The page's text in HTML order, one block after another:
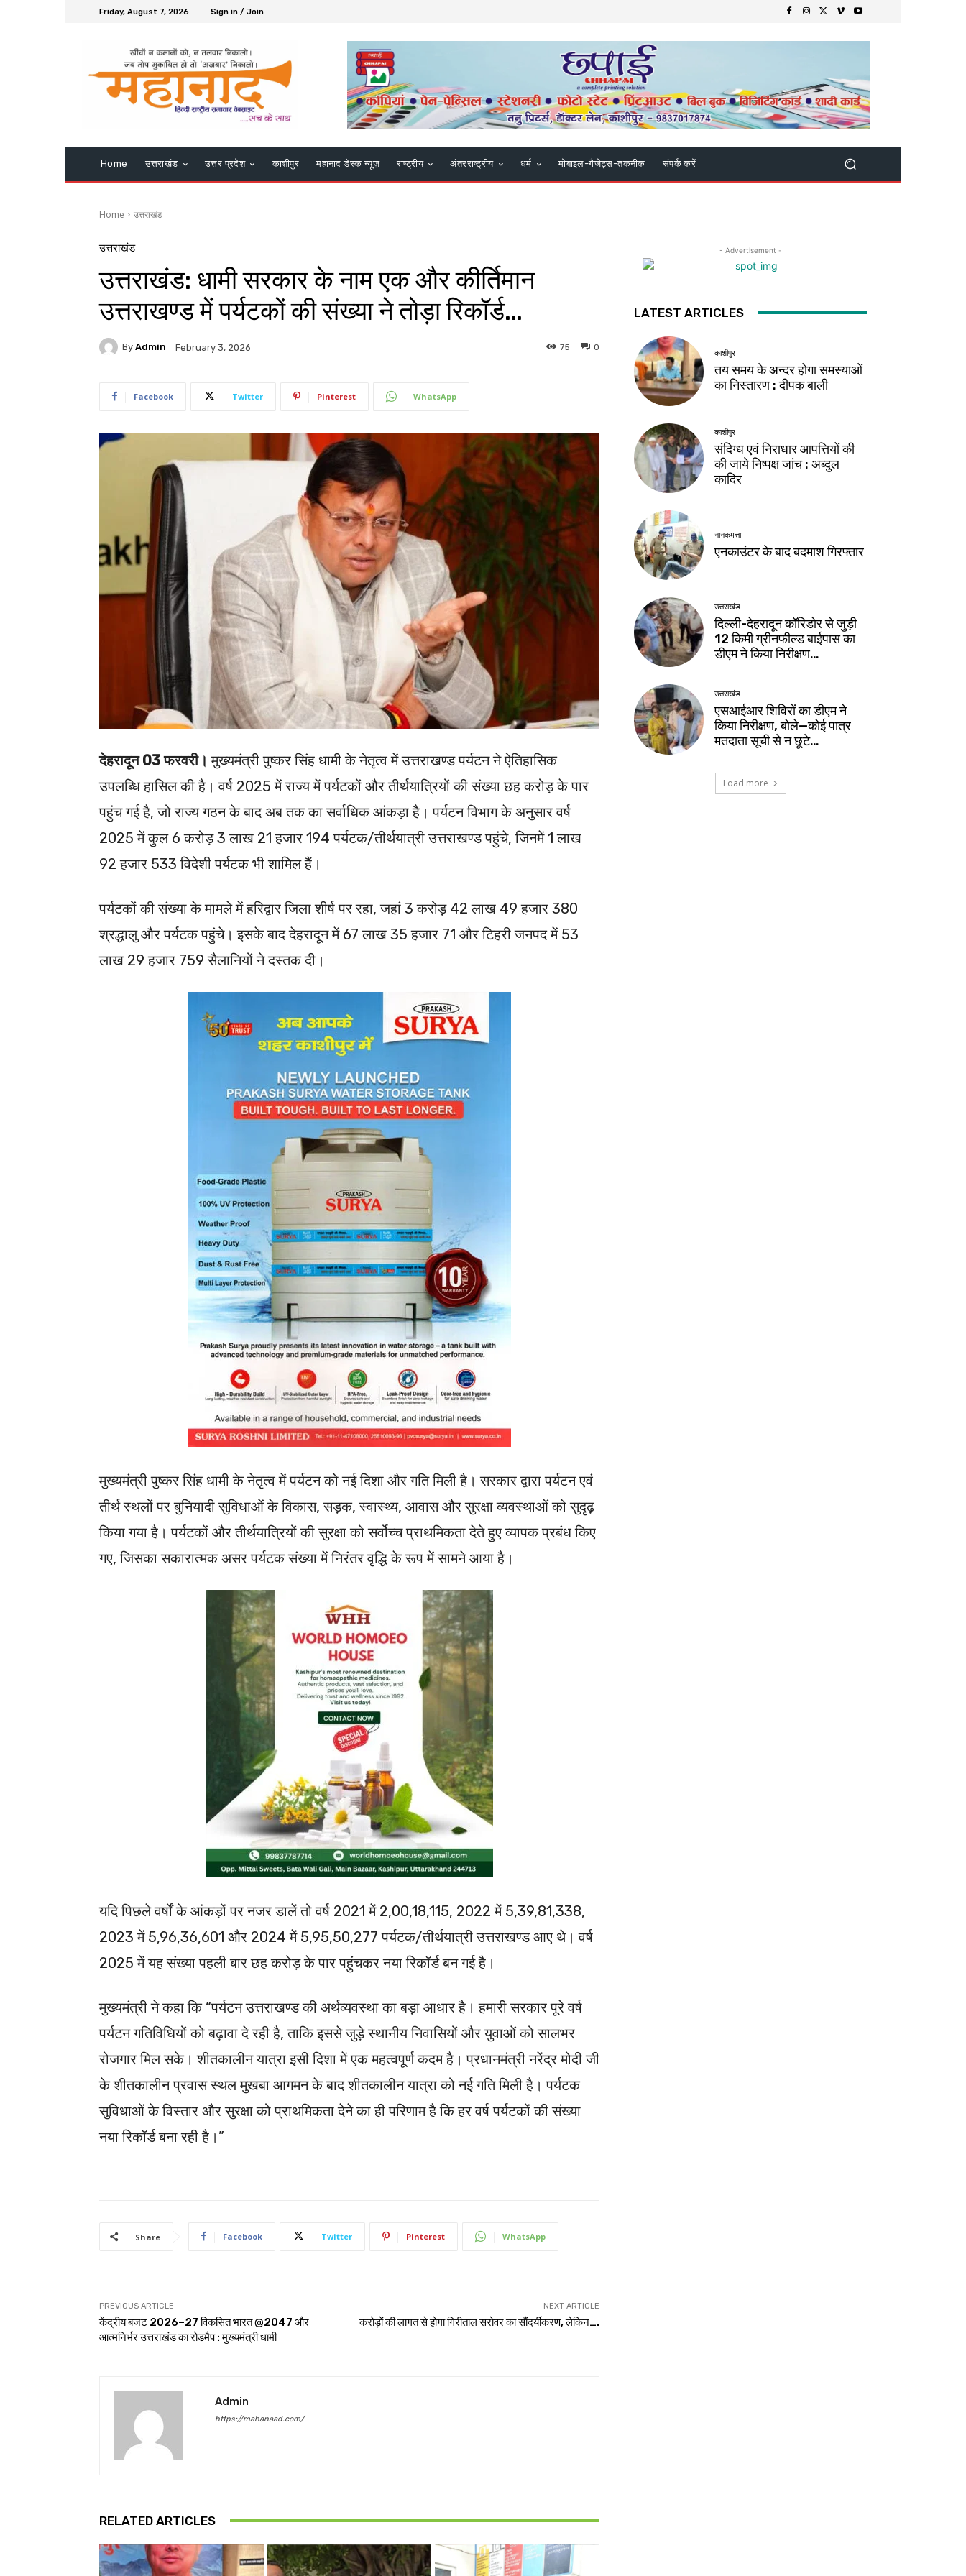
Friday, August 7, 2026 Sign in / Join
Home उत्तराखंड उत्तर प्रदेश काशीपुर महानाद डेस्क न्यूज़ राष्ट्रीय अंतरराष्ट्रीय धर्म मोबाइल-गैजेट्स-तकनीक संपर्क करें
Home उत्तराखंड
उत्तराखंड
उत्तराखंड: धामी सरकार के नाम एक और कीर्तिमान
उत्तराखण्ड में पर्यटकों की संख्या ने तोड़ा रिकॉर्ड…
By Admin February 3, 2026 0
75
Facebook Twitter Pinterest WhatsApp
देहरादून 03 फरवरी।मुख्यमंत्री पुष्कर सिंह धामी के नेतृत्व में उत्तराखण्ड पर्यटन ने ऐतिहासिक
उपलब्धि हासिल की है। वर्ष 2025 में राज्य में पर्यटकों और तीर्थयात्रियों की संख्या छह करोड़ के पार
पहुंच गई है, जो राज्य गठन के बाद अब तक का सर्वाधिक आंकड़ा है। पर्यटन विभाग के अनुसार वर्ष
2025 में कुल 6 करोड़ 3 लाख 21 हजार 194 पर्यटक/तीर्थयात्री उत्तराखण्ड पहुंचे, जिनमें 1 लाख
92 हजार 533 विदेशी पर्यटक भी शामिल हैं।
पर्यटकों की संख्या के मामले में हरिद्वार जिला शीर्ष पर रहा, जहां 3 करोड़ 42 लाख 49 हजार 380
श्रद्धालु और पर्यटक पहुंचे। इसके बाद देहरादून में 67 लाख 35 हजार 71 और टिहरी जनपद में 53
लाख 29 हजार 759 सैलानियों ने दस्तक दी।
मुख्यमंत्री पुष्कर सिंह धामी के नेतृत्व में पर्यटन को नई दिशा और गति मिली है। सरकार द्वारा पर्यटन एवं
तीर्थ स्थलों पर बुनियादी सुविधाओं के विकास, सड़क, स्वास्थ्य, आवास और सुरक्षा व्यवस्थाओं को सुदृढ़
किया गया है। पर्यटकों और तीर्थयात्रियों की सुरक्षा को सर्वोच्च प्राथमिकता देते हुए व्यापक प्रबंध किए
गए, जिसका सकारात्मक असर पर्यटक संख्या में निरंतर वृद्धि के रूप में सामने आया है।
यदि पिछले वर्षों के आंकड़ों पर नजर डालें तो वर्ष 2021 में 2,00,18,115, 2022 में 5,39,81,338,
2023 में 5,96,36,601 और 2024 में 5,95,50,277 पर्यटक/तीर्थयात्री उत्तराखण्ड आए थे। वर्ष
2025 में यह संख्या पहली बार छह करोड़ के पार पहुंचकर नया रिकॉर्ड बन गई है।
मुख्यमंत्री ने कहा कि “पर्यटन उत्तराखण्ड की अर्थव्यवस्था का बड़ा आधार है। हमारी सरकार पूरे वर्ष
पर्यटन गतिविधियों को बढ़ावा दे रही है, ताकि इससे जुड़े स्थानीय निवासियों और युवाओं को सालभर
रोजगार मिल सके। शीतकालीन यात्रा इसी दिशा में एक महत्वपूर्ण कदम है। प्रधानमंत्री नरेंद्र मोदी जी
के शीतकालीन प्रवास स्थल मुखबा आगमन के बाद शीतकालीन यात्रा को नई गति मिली है। पर्यटक
सुविधाओं के विस्तार और सुरक्षा को प्राथमिकता देने का ही परिणाम है कि हर वर्ष पर्यटकों की संख्या
नया रिकॉर्ड बना रही है।”
Share Facebook Twitter Pinterest WhatsApp
PREVIOUS ARTICLE
केंद्रीय बजट 2026–27 विकसित भारत @2047 और
आत्मनिर्भर उत्तराखंड का रोडमैप : मुख्यमंत्री धामी
NEXT ARTICLE
करोड़ों की लागत से होगा गिरीताल सरोवर का सौंदर्यीकरण, लेकिन….
Admin
https://mahanaad.com/
RELATED ARTICLES
- Advertisement -
LATEST ARTICLES
काशीपुर
तय समय के अन्दर होगा समस्याओं
का निस्तारण : दीपक बाली
काशीपुर
संदिग्ध एवं निराधार आपत्तियों की
की जाये निष्पक्ष जांच : अब्दुल
कादिर
नानकमत्ता
एनकाउंटर के बाद बदमाश गिरफ्तार
उत्तराखंड
दिल्ली-देहरादून कॉरिडोर से जुड़ी
12 किमी ग्रीनफील्ड बाईपास का
डीएम ने किया निरीक्षण…
उत्तराखंड
एसआईआर शिविरों का डीएम ने
किया निरीक्षण, बोले—कोई पात्र
मतदाता सूची से न छूटे…
Load more